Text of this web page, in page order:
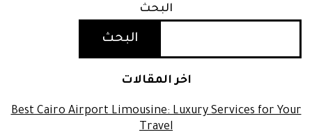
البحث
البحث
اخر المقالات
Best Cairo Airport Limousine: Luxury Services for Your
Travel